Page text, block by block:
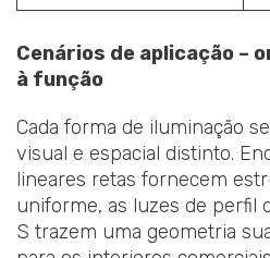
Cenários de aplicação –
à função
Cada forma de iluminação
visual e espacial distinto.
lineares retas fornecem
uniforme, as luzes de perfil
S trazem uma geometria